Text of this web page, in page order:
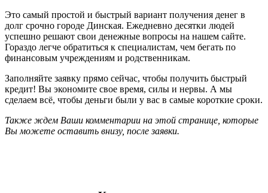
Это самый простой и быстрый вариант получения денег в
долг срочно городе Динская. Ежедневно десятки людей
успешно решают свои денежные вопросы на нашем сайте.
Гораздо легче обратиться к специалистам, чем бегать по
финансовым учреждениям и родственникам.
Заполняйте заявку прямо сейчас, чтобы получить быстрый
кредит! Вы экономите свое время, силы и нервы. А мы
сделаем всё, чтобы деньги были у вас в самые короткие сроки.
Также ждем Ваши комментарии на этой странице, которые
Вы можете оставить внизу, после заявки.